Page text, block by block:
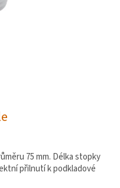
75 mm. Délka stopky
přilnutí k podkladové